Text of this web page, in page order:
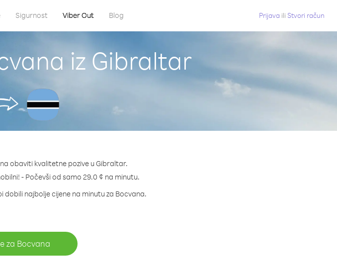
Sigurnost Viber Out Blog Prijava ili Stvori račun
iz Gibraltar
obaviti kvalitetne pozive u Gibraltar.
- Počevši od samo 29.0 ¢ na minutu.
najbolje cijene na minutu za Bocvana.
za Bocvana